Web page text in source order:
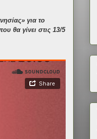
για το
θα γίνει στις 13/5